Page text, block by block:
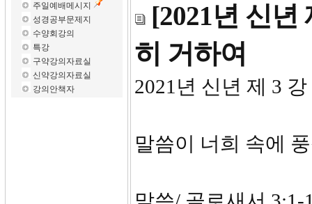
주일예배메시지
성경공부문제지
수양회강의
특강
구약강의자료실
신약강의자료실
강의안책자
[2021년 신년
히 거하여
2021년 신년 제 3
말씀이 너희 속에